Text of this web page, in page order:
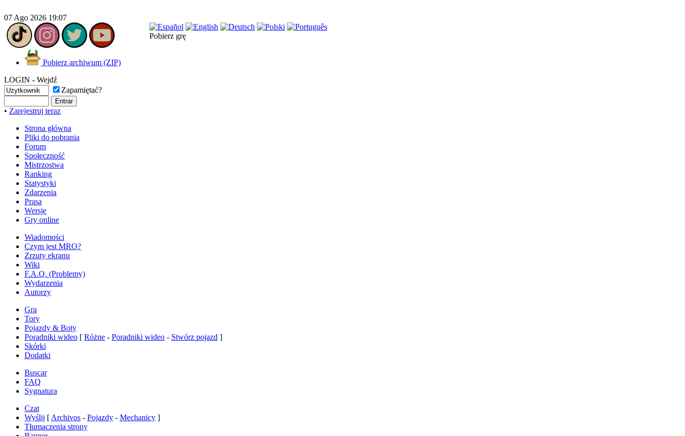
07 Ago 2026 19:07
Pobierz grę
Pobierz archiwum (ZIP)
LOGIN - Wejdź
Zapamiętać?
• Zarejestruj teraz
Strona główna
Pliki do pobrania
Forum
Społeczność
Mistrzostwa
Ranking
Statystyki
Zdarzenia
Prasa
Wersje
Gry online
Wiadomości
Czym jest MRO?
Zrzuty ekranu
Wiki
F.A.Q. (Problemy)
Wydarzenia
Autorzy
Gra
Tory
Pojazdy & Boty
Poradniki wideo [ Różne - Poradniki wideo - Stwórz pojazd ]
Skórki
Dodatki
Buscar
FAQ
Sygnatura
Czat
Wyślij [ Archivos - Pojazdy - Mechanicy ]
Tłumaczenia strony